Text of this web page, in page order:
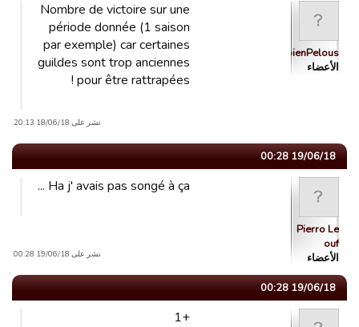
MagicFabienPelous
الأعضاء
Nombre de victoire sur une
période donnée (1 saison
par exemple) car certaines
guildes sont trop anciennes
pour être rattrapées !
نشر على 18/06/18 20:13.
19/06/18 00:28
Pierro Le
ouf
الأعضاء
Ha j' avais pas songé à ça ...
نشر على 19/06/18 00:28.
19/06/18 00:28
+1